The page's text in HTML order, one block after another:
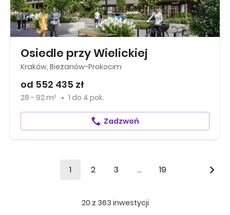
Osiedle przy Wielickiej
Kraków, Bieżanów-Prokocim
od 552 435 zł
28 - 92 m² 1 do 4 pok.
Zadzwoń
1 2 3 ... 19
20 z 363 inwestycji